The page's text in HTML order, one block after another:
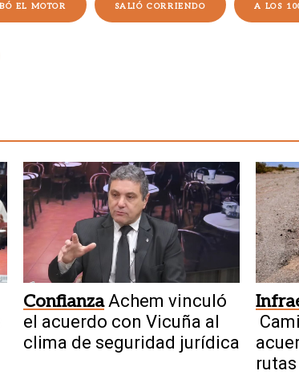
EL MOTOR SALIÓ CORRIENDO A LOS
Confianza Achem vinculó
el acuerdo con Vicuña al
clima de seguridad jurídica